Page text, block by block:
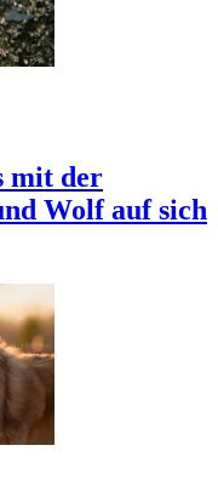
mit der
Wolf auf sich